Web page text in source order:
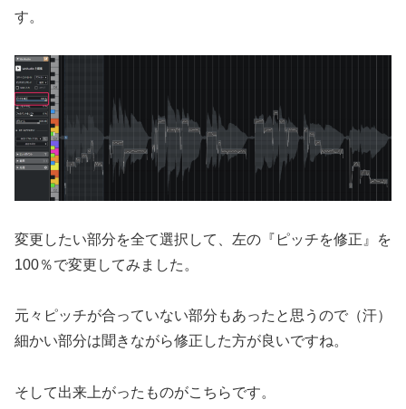
す。
変更したい部分を全て選択して、左の『ピッチを修正』を
100％で変更してみました。
元々ピッチが合っていない部分もあったと思うので（汗）
細かい部分は聞きながら修正した方が良いですね。
そして出来上がったものがこちらです。